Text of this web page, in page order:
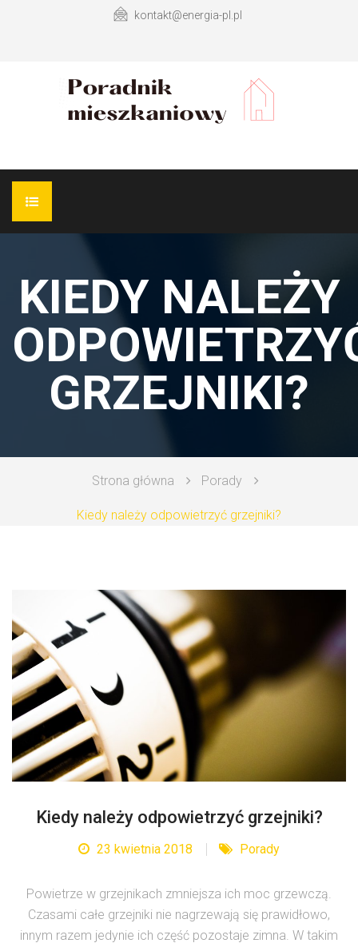
kontakt@energia-pl.pl
DESIGN ŁAZIENKI
DESIGN KUCHNI
PORADY
KIEDY NALEŻY
GRZEJNIKI?
Strona główna Porady
Kiedy należy odpowietrzyć grzejniki?
Kiedy należy odpowietrzyć grzejniki?
23 kwietnia 2018 Porady
Powietrze w grzejnikach zmniejsza ich moc grzewczą.
Czasami całe grzejniki nie nagrzewają się prawidłowo,
innym razem jedynie ich część pozostaje zimna. W takim